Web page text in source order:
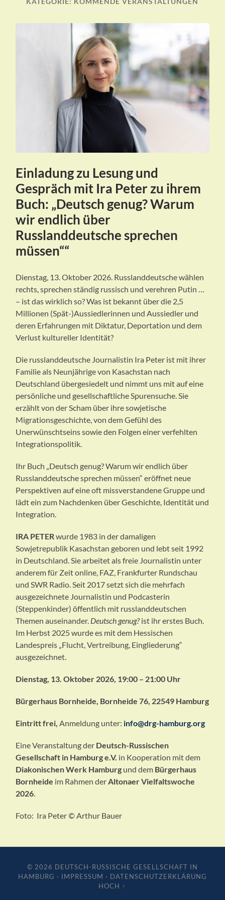
Einladung zu Lesung und
Gespräch mit Ira Peter zu ihrem
Buch: „Deutsch genug? Warum
wir endlich über
Russlanddeutsche sprechen
müssen““
Dienstag, 13. Oktober 2026. Russlanddeutsche wählen
rechts, sprechen ständig russisch und verehren Putin …
– ist das wirklich so? Was ist bekannt über die 2,5
Millionen (Spät-)Aussiedlerinnen und Aussiedler und
deren Erfahrungen mit Diktatur, Deportation und dem
Verlust kultureller Identität?
Die russlanddeutsche Journalistin Ira Peter ist mit ihrer
Familie als Neunjährige von Kasachstan nach
Deutschland übergesiedelt und nimmt uns mit auf eine
persönliche und gesellschaftliche Spurensuche. Sie
erzählt von der Scham über ihre sowjetische
Migrationsgeschichte, von dem Gefühl des
Unerwünschtseins sowie den Folgen einer verfehlten
Integrationspolitik.
Ihr Buch „Deutsch genug? Warum wir endlich über
Russlanddeutsche sprechen müssen“ eröffnet neue
Perspektiven auf eine oft missverstandene Gruppe und
lädt ein zum Nachdenken über Geschichte, Identität und
Integration.
IRA PETER wurde 1983 in der damaligen
Sowjetrepublik Kasachstan geboren und lebt seit 1992
in Deutschland. Sie arbeitet als freie Journalistin unter
anderem für Zeit online, FAZ, Frankfurter Rundschau
und SWR Radio. Seit 2017 setzt sich die mehrfach
ausgezeichnete Journalistin und Podcasterin
(Steppenkinder) öffentlich mit russlanddeutschen
Themen auseinander. Deutsch genug?ist ihr erstes Buch.
Im Herbst 2025 wurde es mit dem Hessischen
Landespreis „Flucht, Vertreibung, Eingliederung“
ausgezeichnet.
Dienstag, 13. Oktober 2026, 19:00 – 21:00 Uhr
Bürgerhaus Bornheide, Bornheide 76, 22549 Hamburg
Eintritt frei, Anmeldung unter: info@drg-hamburg.org
Eine Veranstaltung der Deutsch-Russischen
Gesellschaft in Hamburg e.V. in Kooperation mit dem
Diakonischen Werk Hamburg und dem Bürgerhaus
Bornheide im Rahmen der Altonaer Vielfaltswoche
2026
Foto: Ira Peter© Arthur Bauer
© 2026 DEUTSCH-RUSSISCHE GESELLSCHAFT IN
HAMBURG · IMPRESSUM · DATENSCHUTZERKLÄRUNG
HOCH ↑